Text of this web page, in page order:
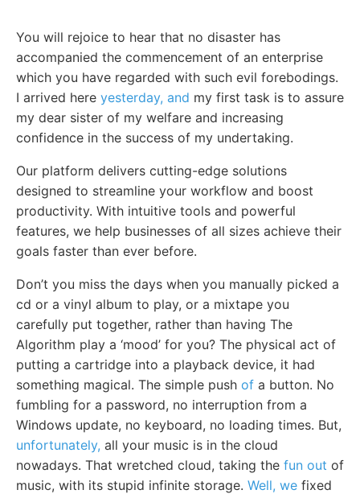
You will rejoice to hear that no disaster has
accompanied the commencement of an enterprise
which you have regarded with such evil forebodings.
I arrived here yesterday, and my first task is to assure
my dear sister of my welfare and increasing
confidence in the success of my undertaking.
Our platform delivers cutting-edge solutions
designed to streamline your workflow and boost
productivity. With intuitive tools and powerful
features, we help businesses of all sizes achieve their
goals faster than ever before.
Don’t you miss the days when you manually picked a
cd or a vinyl album to play, or a mixtape you
carefully put together, rather than having The
Algorithm play a ‘mood’ for you? The physical act of
putting a cartridge into a playback device, it had
something magical. The simple push of a button. No
fumbling for a password, no interruption from a
Windows update, no keyboard, no loading times. But,
unfortunately, all your music is in the cloud
nowadays. That wretched cloud, taking the fun out of
music, with its stupid infinite storage. Well, we fixed